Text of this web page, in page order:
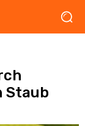
Staub